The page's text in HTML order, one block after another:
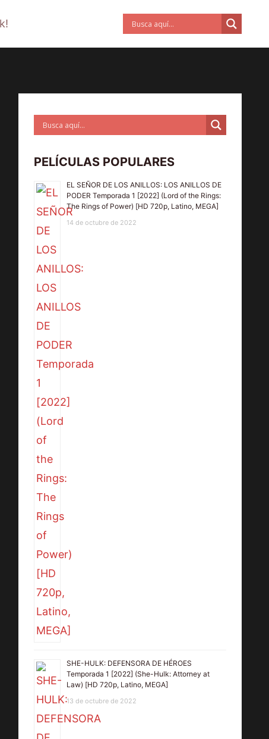
PELÍCULAS POPULARES
EL SEÑOR DE LOS ANILLOS: LOS ANILLOS DE
PODER Temporada 1 [2022] (Lord of the Rings:
The Rings of Power) [HD 720p, Latino, MEGA]
14 de octubre de 2022
SHE-HULK: DEFENSORA DE HÉROES
Temporada 1 [2022] (She-Hulk: Attorney at
Law) [HD 720p, Latino, MEGA]
13 de octubre de 2022